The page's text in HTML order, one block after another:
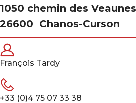
1050 chemin des Veaunes
26600 Chanos-Curson
François Tardy
+33 (0)4 75 07 33 38